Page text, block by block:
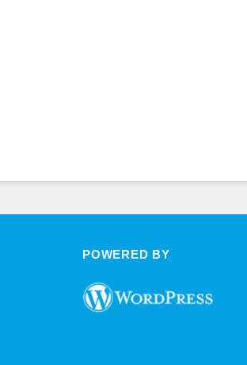
POWERED BY